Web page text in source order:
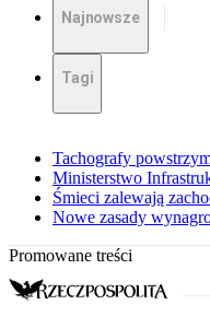
Najnowsze
Tagi
Tachografy
Ministerstwo
Śmieci zalewają
Nowe zasady
Promowane treści